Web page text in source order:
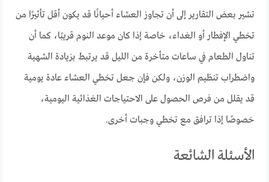
تشير بعض التقارير إلى أن تجاوز العشاء أحيانًا قد يكون أقل تأثيرًا من
تخطي الإفطار أو الغداء، خاصة إذا كان موعد النوم قريبًا، كما أن
تناول الطعام في ساعات متأخرة من الليل قد يرتبط بزيادة الشهية
واضطراب تنظيم الوزن، ولكن فإن جعل تخطي العشاء عادة يومية
قد يقلل من فرص الحصول على الاحتياجات الغذائية اليومية،
خصوصًا إذا ترافق مع تخطي وجبات أخرى.
الأسئلة الشائعة